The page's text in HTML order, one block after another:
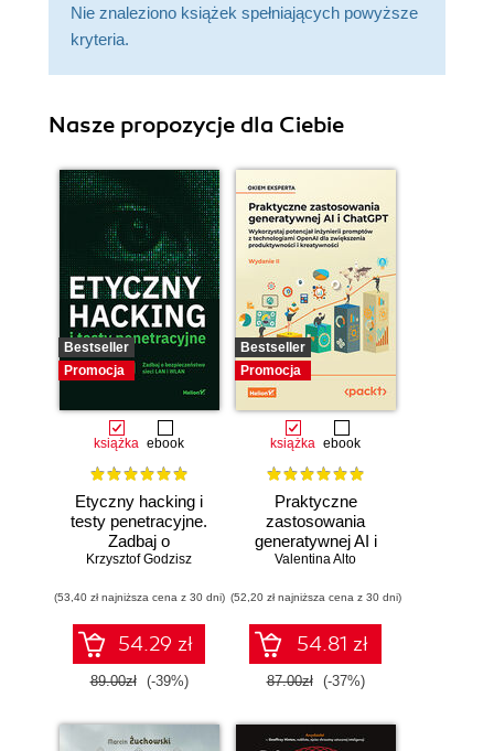
Nie znaleziono książek spełniających powyższe
kryteria.
Nasze propozycje dla Ciebie
Bestseller
Promocja
książka ebook
Etyczny hacking i
testy penetracyjne.
Zadbaj o
bezpieczeństwo
Krzysztof Godzisz
(53,40 zł najniższa cena z 30 dni)
54.29 zł
89.00zł (-39%)
Bestseller
Promocja
książka ebook
Praktyczne
zastosowania
generatywnej AI i
ChatGPT.
potencjał inżynierii
promptów z
technologiami
OpenAI dla
zwiększenia
kreatywności.
Wydanie II
Valentina Alto
(52,20 zł najniższa cena z 30 dni)
54.81 zł
87.00zł (-37%)